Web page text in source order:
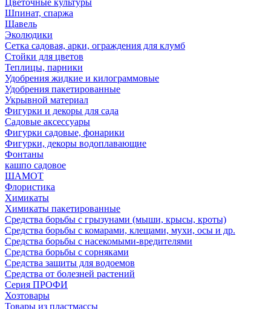
Цветочные культуры
Шпинат, спаржа
Щавель
Эколюдики
Сетка садовая, арки, ограждения для клумб
Стойки для цветов
Теплицы, парники
Удобрения жидкие и килограммовые
Удобрения пакетированные
Укрывной материал
Фигурки и декоры для сада
Садовые аксессуары
Фигурки садовые, фонарики
Фигурки, декоры водоплавающие
Фонтаны
кашпо садовое
ШАМОТ
Флористика
Химикаты
Химикаты пакетированные
Средства борьбы с грызунами (мыши, крысы, кроты)
Средства борьбы с комарами, клещами, мухи, осы и др.
Средства борьбы с насекомыми-вредителями
Средства борьбы с сорняками
Средства защиты для водоемов
Средства от болезней растений
Серия ПРОФИ
Хозтовары
Товары из пластмассы